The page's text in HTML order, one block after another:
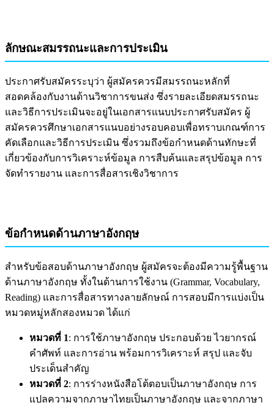
ลักษณะสมรรถนะและการประเมิน
ประกาศรับสมัครระบุว่า ผู้สมัครควรมีสมรรถนะหลักที่
สอดคล้องกับงานด้านวิชาการขนส่ง ซึ่งรายละเอียดสมรรถนะ
และวิธีการประเมินจะอยู่ในเอกสารแนบประกาศรับสมัคร ผู้
สมัครควรศึกษาเอกสารแนบอย่างรอบคอบเพื่อทราบเกณฑ์การ
คัดเลือกและวิธีการประเมิน ซึ่งรวมถึงข้อกำหนดด้านทักษะที่
เกี่ยวข้องกับการวิเคราะห์ข้อมูล การสืบค้นและสรุปข้อมูล การ
จัดทำรายงาน และการสื่อสารเชิงวิชาการ
ข้อกำหนดด้านภาษาอังกฤษ
สำหรับข้อสอบด้านภาษาอังกฤษ ผู้สมัครจะต้องมีความรู้พื้นฐาน
ด้านภาษาอังกฤษ ทั้งในด้านการใช้งาน (Grammar, Vocabulary,
Reading) และการสื่อสารทางลายลักษณ์ การสอบมีการแบ่งเป็น
หมวดหมู่หลักสองหมวด ได้แก่
หมวดที่ 1: การใช้ภาษาอังกฤษ ประกอบด้วย ไวยากรณ์
คำศัพท์ และการอ่าน พร้อมการวิเคราะห์ สรุป และจับ
ประเด็นสำคัญ
หมวดที่ 2: การร่างหนังสือโต้ตอบเป็นภาษาอังกฤษ การ
แปลความจากภาษาไทยเป็นภาษาอังกฤษ และจากภาษา